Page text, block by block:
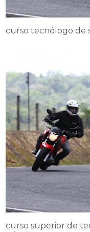
curso tecnólogo de
curso superior de